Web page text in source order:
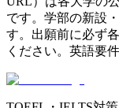
です。学部の新設
す。出願前に必ず
ください。英語要